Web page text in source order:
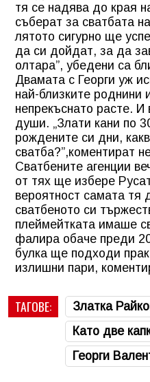
тя се надява до края
съберат за сватбата
лятото сигурно ще
да си дойдат, за да
олтара”, убедени са
Двамата с Георги уж
най-близките роднини
непрекъснато расте. И
души. „Злати кани по
рождените си дни,
сватба?”,коментират
Сватбените агенции
от тях ще избере
вероятност самата тя
сватбеното си
плеймейтката имаше
фалира обаче преди
булка ще подходи
излишни пари,
ТАГОВЕ: Златка
Като две
Георги